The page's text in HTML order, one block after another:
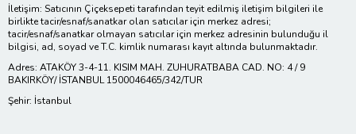
İletişim: Satıcının Çiçeksepeti tarafından teyit edilmiş iletişim bilgileri ile
birlikte tacir/esnaf/sanatkar olan satıcılar için merkez adresi;
tacir/esnaf/sanatkar olmayan satıcılar için merkez adresinin bulunduğu il
bilgisi, ad, soyad ve T.C. kimlik numarası kayıt altında bulunmaktadır.
Adres: ATAKÖY 3-4-11. KISIM MAH. ZUHURATBABA CAD. NO: 4 / 9
BAKIRKÖY/ İSTANBUL 1500046465/342/TUR
Şehir: İstanbul